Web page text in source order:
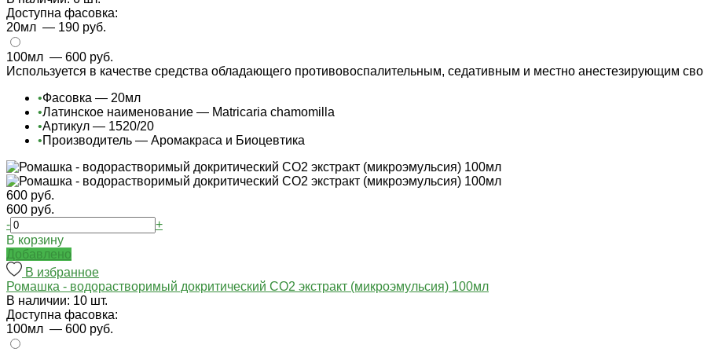
Доступна фасовка:
20мл — 190 руб.
100мл — 600 руб.
Используется в качестве средства обладающего противовоспалительным, седативным и местно анестезирующим
•Фасовка — 20мл
•Латинское наименование — Matricaria chamomilla
•Артикул — 1520/20
•Производитель — Аромакраса и Биоцевтика
600 руб.
600 руб.
-
+
В корзину
Добавлено
В избранное
Ромашка - водорастворимый докритический СО2 экстракт (микроэмульсия) 100мл
В наличии: 10 шт.
Доступна фасовка:
100мл — 600 руб.